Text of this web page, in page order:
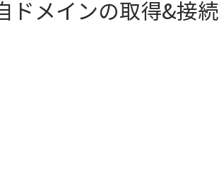
ドメインの取得&接続